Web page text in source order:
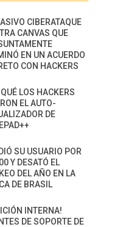
CIBERATAQUE
CANVAS QUE
EN UN ACUERDO
CON HACKERS
LOS HACKERS
EL AUTO-
DE
SU USUARIO POR
Y DESATÓ EL
DEL AÑO EN LA
DE BRASIL
INTERNA!
DE SOPORTE DE